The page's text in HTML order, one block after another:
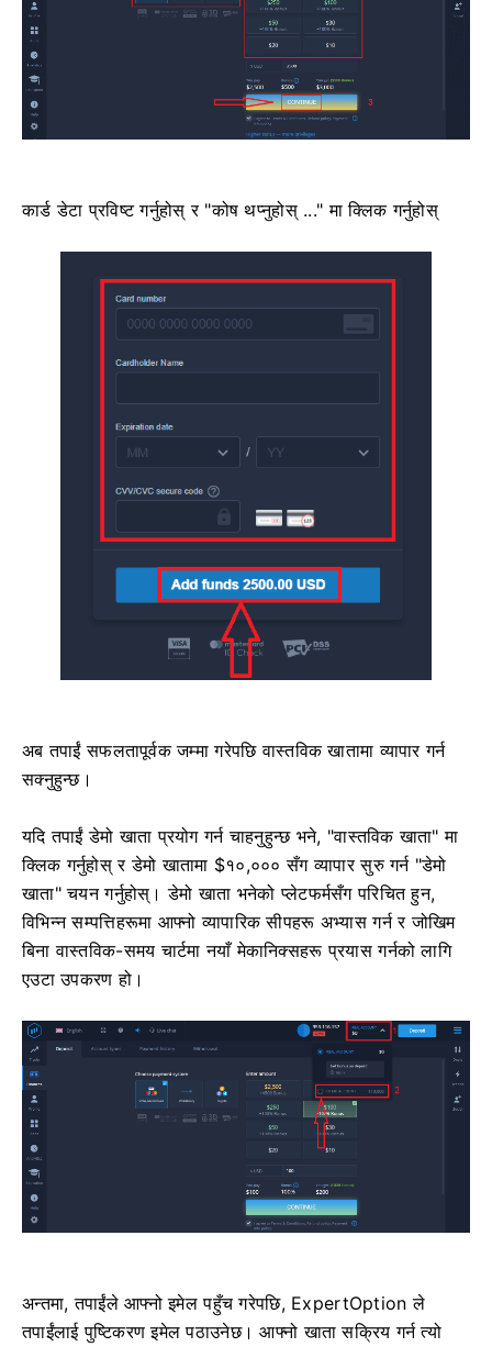
कार्ड डेटा प्रविष्ट गर्नुहोस् र "कोष थप्नुहोस् ..." मा क्लिक गर्नुहोस्
अब तपाईं सफलतापूर्वक जम्मा गरेपछि वास्तविक खातामा व्यापार गर्न
सक्नुहुन्छ।
यदि तपाईं डेमो खाता प्रयोग गर्न चाहनुहुन्छ भने, "वास्तविक खाता" मा
क्लिक गर्नुहोस् र डेमो खातामा $१०,००० सँग व्यापार सुरु गर्न "डेमो
खाता" चयन गर्नुहोस्। डेमो खाता भनेको प्लेटफर्मसँग परिचित हुन,
विभिन्न सम्पत्तिहरूमा आफ्नो व्यापारिक सीपहरू अभ्यास गर्न र जोखिम
बिना वास्तविक-समय चार्टमा नयाँ मेकानिक्सहरू प्रयास गर्नको लागि
एउटा उपकरण हो।
अन्तमा, तपाईंले आफ्नो इमेल पहुँच गरेपछि, ExpertOption ले
तपाईंलाई पुष्टिकरण इमेल पठाउनेछ। आफ्नो खाता सक्रिय गर्न त्यो